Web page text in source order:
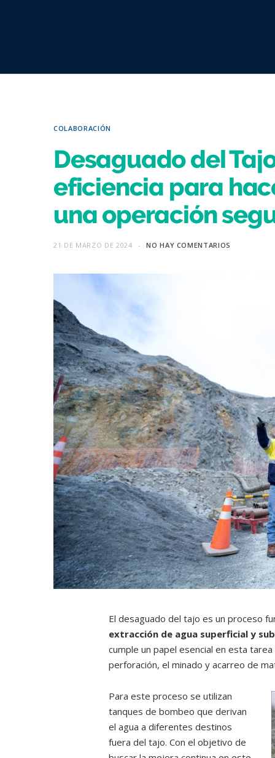
COLABORACIÓN
Desaguado del
eficiencia para
una operación
21 DE MARZO DE 2024 NO HAY COMENTARIOS
El desaguado del tajo es un proceso
extracción de agua superficial y
cumple un papel esencial en esta
perforación, el minado y acarreo de
Para este proceso se utilizan
tanques de bombeo que derivan
el agua a diferentes destinos
fuera del tajo. Con el objetivo de